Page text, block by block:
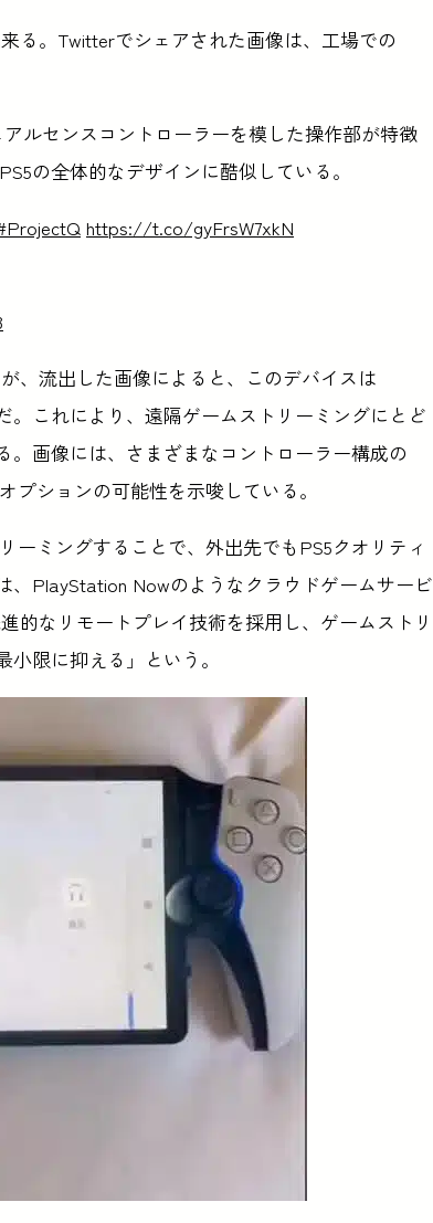
る。Twitterでシェアされた画像は、工場での
ルセンスコントローラーを模した操作部が特徴
の全体的なデザインに酷似している。
https://t.co/gyFrsW7xkN
、流出した画像によると、このデバイスは
。これにより、遠隔ゲームストリーミングにとど
画像には、さまざまなコントローラー構成の
ションの可能性を示唆している。
ミングすることで、外出先でもPS5クオリティ
PlayStation Nowのようなクラウドゲームサービ
的なリモートプレイ技術を採用し、ゲームストリ
限に抑える」という。